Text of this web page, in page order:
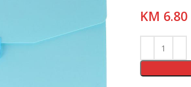
KM 6.80